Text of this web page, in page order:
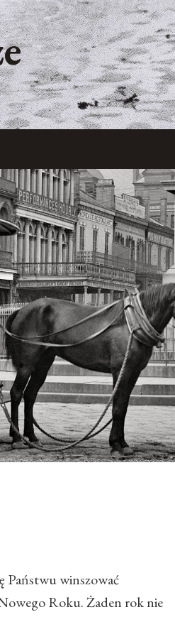
Państwu winszować
Roku. Żaden rok nie